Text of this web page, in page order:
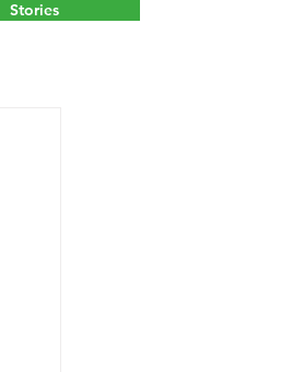
Stories